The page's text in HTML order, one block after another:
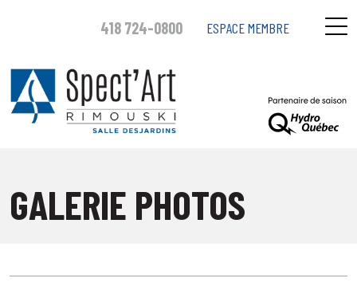
418 724-0800 ESPACE MEMBRE
GALERIE PHOTOS